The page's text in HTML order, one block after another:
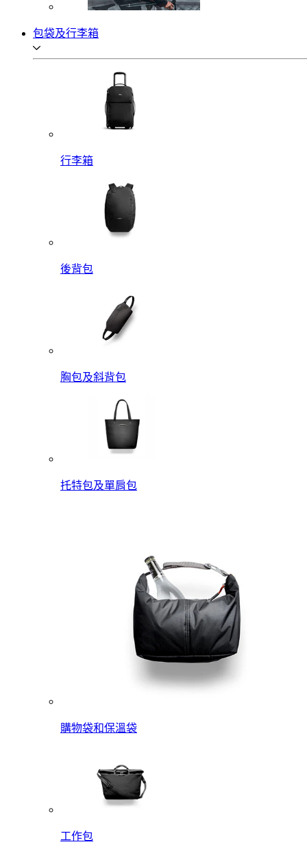
包袋及行李箱
行李箱
後背包
胸包及斜背包
托特包及單肩包
購物袋和保溫袋
工作包